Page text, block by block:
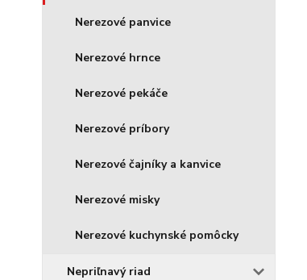
Nerezové panvice
Nerezové hrnce
Nerezové pekáče
Nerezové príbory
Nerezové čajníky a kanvice
Nerezové misky
Nerezové kuchynské pomôcky
Nepriľnavý riad